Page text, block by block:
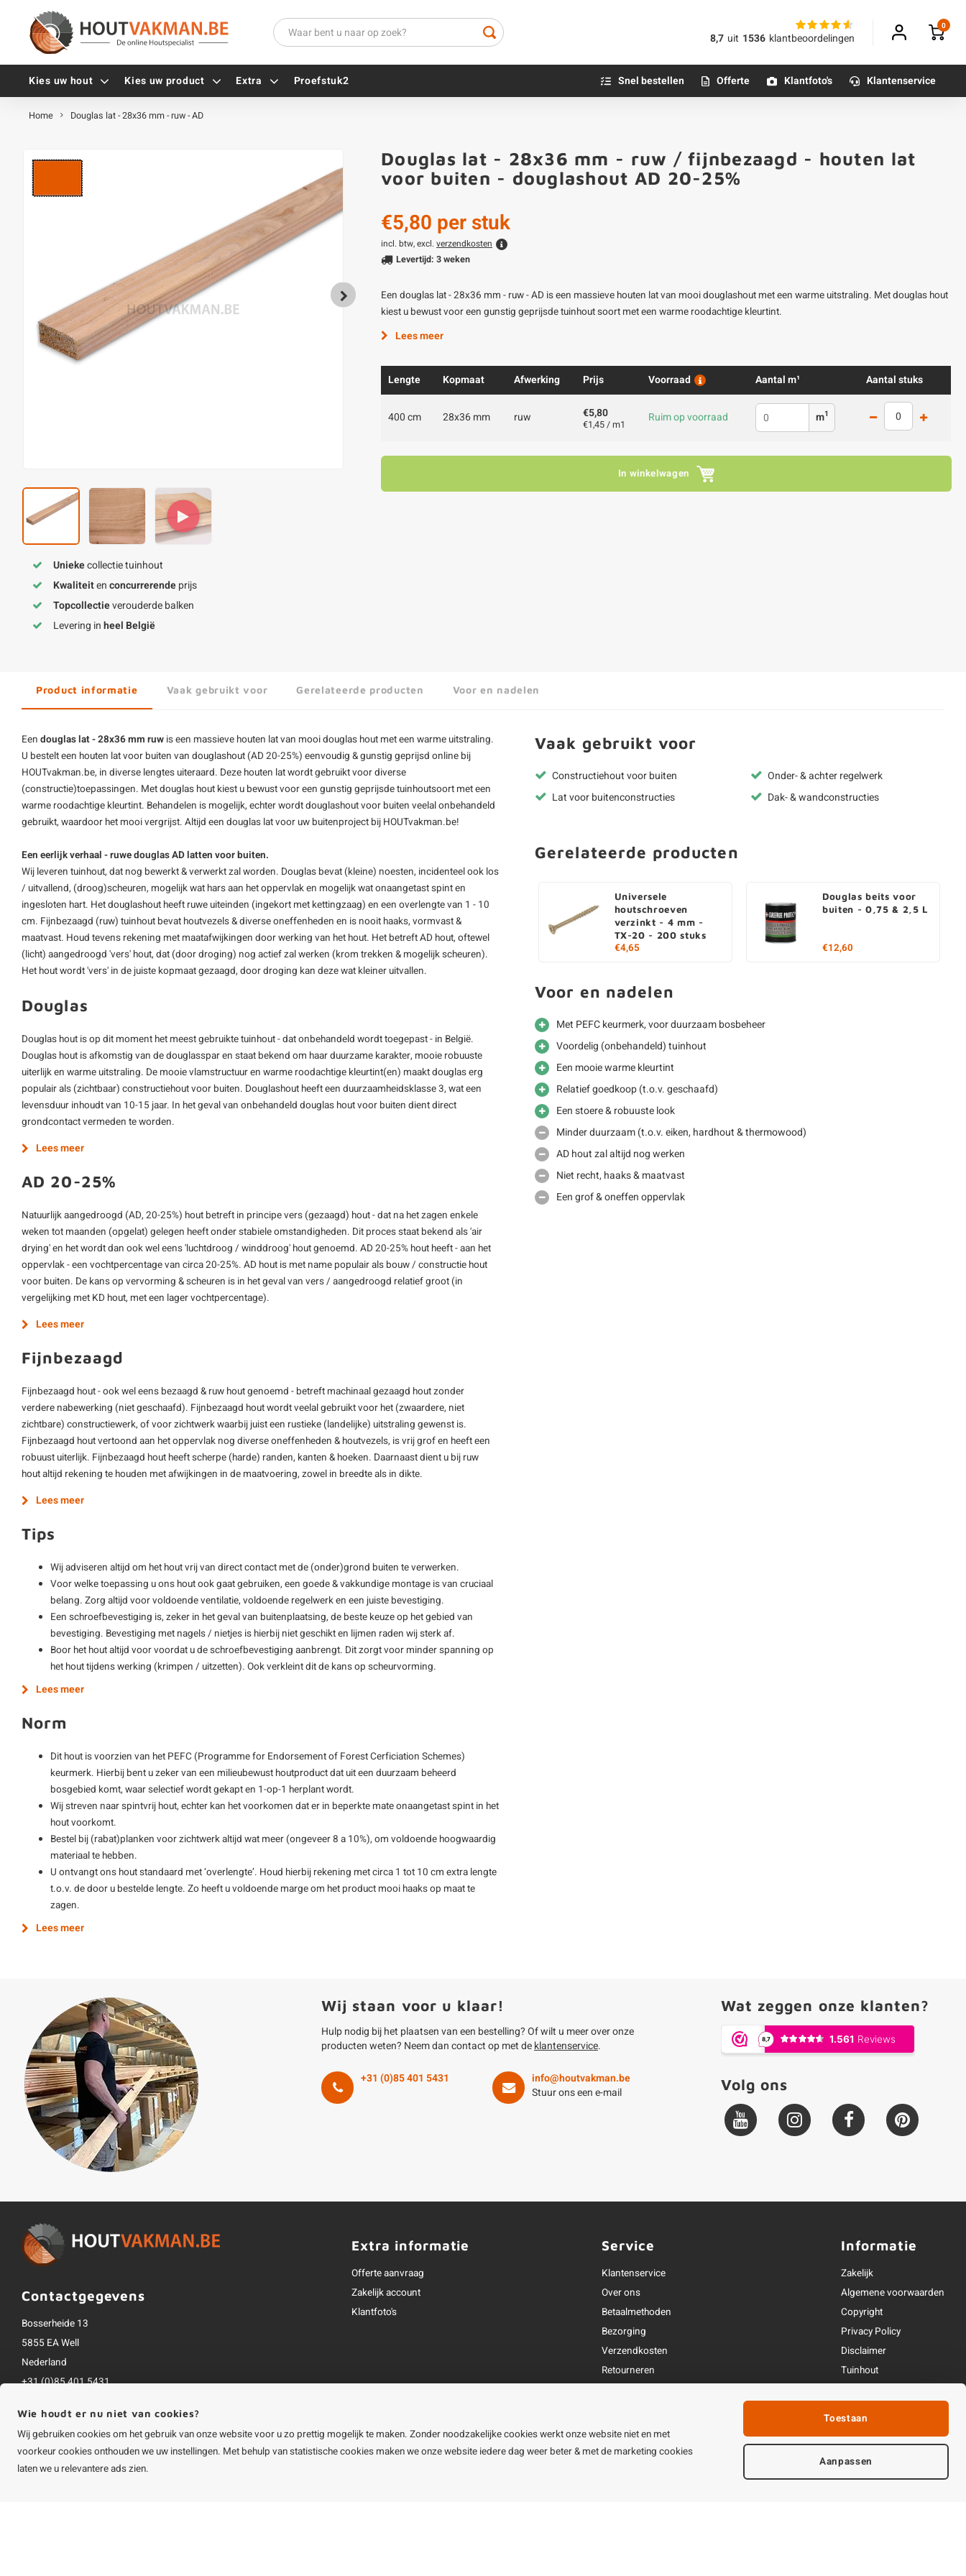
8,7 uit 1536 klantbeoordelingen
0
Kies uw hout Kies uw product Extra
Tellerkopschroeven
Gevelschroeven
Alle vijzen
Hoekankers
Terrasdragers
B-fix
PuraFix
Verbindingsstukken
Houten pennen
Blauwsteen sokkels
Olie - voor buiten
Impregneer
Betonmortels
Alle poten & onderstellen
Proefstuk2 Snel bestellen Offerte Klantfoto's Klantenservice
Home Douglas lat - 28x36 mm - ruw - AD
Uniekecollectie tuinhout
Kwaliteitenconcurrerendeprijs
Topcollectieverouderde balken
Levering inheel België
Douglas lat - 28x36 mm - ruw / fijnbezaagd - houten lat
voor buiten - douglashout AD 20-25%
€5,80 per stuk
incl. btw, excl. verzendkosten
Levertijd: 3 weken
Een douglas lat - 28x36 mm - ruw - AD is een massieve houten lat van mooi douglashout met een warme uitstraling. Met douglas hout
kiest u bewust voor een gunstig geprijsde tuinhout soort met een warme roodachtige kleurtint.
Lees meer
Lengte Kopmaat Afwerking Prijs Voorraad Aantal m¹ Aantal stuks
400 cm 28x36 mm ruw €5,80
€1,45 / m1 Ruim op voorraad m1
In winkelwagen
Product informatie Vaak gebruikt voor Gerelateerde producten Voor en nadelen
Een douglas lat - 28x36 mm ruw is een massieve houten latvan mooidouglas hout met een warme uitstraling.
U bestelt een houten lat voor buiten van douglashout (AD 20-25%) eenvoudig & gunstig geprijsd online bij
HOUTvakman.be, in diverse lengtes uiteraard. Deze houten lat wordt gebruikt voor diverse
(constructie)toepassingen. Met douglas hout kiest u bewust voor een gunstig geprijsde tuinhoutsoort met een
warme roodachtige kleurtint. Behandelen is mogelijk, echter wordt douglashout voor buiten veelal onbehandeld
gebruikt, waardoor het mooi vergrijst. Altijd een douglas lat voor uw buitenproject bij HOUTvakman.be!
Een eerlijk verhaal - ruwe douglas AD latten voor buiten.
Wij leveren tuinhout, dat nog bewerkt & verwerkt zal worden. Douglas bevat (kleine) noesten, incidenteel ook los
/ uitvallend, (droog)scheuren, mogelijk wat hars aan het oppervlak en mogelijk wat onaangetast spint en
ingesloten hart. Het douglashout heeft ruwe uiteinden (ingekort met kettingzaag) en een overlengte van 1 - 10
cm. Fijnbezaagd (ruw) tuinhout bevat houtvezels & diverse oneffenheden en is nooit haaks, vormvast &
maatvast. Houd tevens rekening met maatafwijkingen door werking van het hout. Het betreft AD hout, oftewel
(licht) aangedroogd 'vers' hout, dat (door droging) nog actief zal werken (krom trekken & mogelijk scheuren).
Het hout wordt 'vers' in de juiste kopmaat gezaagd, door droging kan deze wat kleiner uitvallen.
Douglas
Douglas hout is op dit moment het meest gebruikte tuinhout - dat onbehandeld wordt toegepast - in België.
Douglas hout is afkomstig van de douglasspar en staat bekend om haar duurzame karakter, mooie robuuste
uiterlijk en warme uitstraling. De mooie vlamstructuur en warme roodachtige kleurtint(en) maakt douglas erg
populair als (zichtbaar) constructiehout voor buiten. Douglashout heeft een duurzaamheidsklasse 3, wat een
levensduur inhoudt van 10-15 jaar. In het geval van onbehandeld douglas hout voor buiten dient direct
grondcontact vermeden te worden.
Lees meer
AD 20-25%
Natuurlijk aangedroogd (AD, 20-25%) hout betreft in principe vers (gezaagd) hout - dat na het zagen enkele
weken tot maanden (opgelat) gelegen heeft onder stabiele omstandigheden. Dit proces staat bekend als 'air
drying' en het wordt dan ook wel eens 'luchtdroog / winddroog' hout genoemd. AD 20-25% hout heeft - aan het
oppervlak - een vochtpercentage van circa 20-25%. AD hout is met name populair als bouw / constructie hout
voor buiten. De kans op vervorming & scheuren is in het geval van vers / aangedroogd relatief groot (in
vergelijking met KD hout, met een lager vochtpercentage).
Lees meer
Fijnbezaagd
Fijnbezaagd hout - ook wel eens bezaagd & ruw hout genoemd - betreft machinaal gezaagd hout zonder
verdere nabewerking (niet geschaafd). Fijnbezaagd hout wordt veelal gebruikt voor het (zwaardere, niet
zichtbare) constructiewerk, of voor zichtwerk waarbij juist een rustieke (landelijke) uitstraling gewenst is.
Fijnbezaagd hout vertoond aan het oppervlak nog diverse oneffenheden & houtvezels, is vrij grof en heeft een
robuust uiterlijk. Fijnbezaagd hout heeft scherpe (harde) randen, kanten & hoeken. Daarnaast dient u bij ruw
hout altijd rekening te houden met afwijkingen in de maatvoering, zowel in breedte als in dikte.
Lees meer
Tips
Wij adviseren altijd om het hout vrij van direct contact met de (onder)grond buiten te verwerken.
Voor welke toepassing u ons hout ook gaat gebruiken, een goede & vakkundige montage is van cruciaal
belang. Zorg altijd voor voldoende ventilatie, voldoende regelwerk en een juiste bevestiging.
Een schroefbevestiging is, zeker in het geval van buitenplaatsing, de beste keuze op het gebied van
bevestiging. Bevestiging met nagels / nietjes is hierbij niet geschikt en lijmen raden wij sterk af.
Boor het hout altijd voor voordat u de schroefbevestiging aanbrengt. Dit zorgt voor minder spanning op
het hout tijdens werking (krimpen / uitzetten). Ook verkleint dit de kans op scheurvorming.
Lees meer
Norm
Dit hout is voorzien van het PEFC (Programme for Endorsement of Forest Cerficiation Schemes)
keurmerk. Hierbij bent u zeker van een milieubewust houtproduct dat uit een duurzaam beheerd
bosgebied komt, waar selectief wordt gekapt en 1-op-1 herplant wordt.
Wij streven naar spintvrij hout, echter kan het voorkomen dat er in beperkte mate onaangetast spint in het
hout voorkomt.
Bestel bij (rabat)planken voor zichtwerk altijd wat meer (ongeveer 8 a 10%), om voldoende hoogwaardig
materiaal te hebben.
U ontvangt ons hout standaard met ‘overlengte’. Houd hierbij rekening met circa 1 tot 10 cm extra lengte
t.o.v. de door u bestelde lengte. Zo heeft u voldoende marge om het product mooi haaks op maat te
zagen.
Lees meer
Vaak gebruikt voor
Constructiehout voor buiten
Lat voor buitenconstructies
Onder- & achter regelwerk
Dak- & wandconstructies
Gerelateerde producten
Universele
houtschroeven
verzinkt - 4 mm -
TX-20 - 200 stuks
€4,65
Douglas beits voor
buiten - 0,75 & 2,5 L
€12,60
Voor en nadelen
Met PEFC keurmerk, voor duurzaam bosbeheer
Voordelig (onbehandeld) tuinhout
Een mooie warme kleurtint
Relatief goedkoop (t.o.v. geschaafd)
Een stoere & robuuste look
Minder duurzaam (t.o.v. eiken, hardhout & thermowood)
AD hout zal altijd nog werken
Niet recht, haaks & maatvast
Een grof & oneffen oppervlak
Wij staan voor u klaar!
Hulp nodig bij het plaatsen van een bestelling? Of wilt u meer over onze
producten weten? Neem dan contact op met deklantenservice.
+31 (0)85 401 5431
info@houtvakman.be
Stuur ons een e-mail
Wat zeggen onze klanten?
Volg ons
Contactgegevens
Bosserheide 13
5855 EA Well
Nederland
+31 (0)85 401 5431
Alle bedragen zijn incl. btw
Extra informatie
Offerte aanvraag
Zakelijk account
Klantfoto's
Service
Klantenservice
Over ons
Betaalmethoden
Bezorging
Verzendkosten
Retourneren
Openingstijden & contact
Informatie
Zakelijk
Algemene voorwaarden
Copyright
Privacy Policy
Disclaimer
Tuinhout
Wie houdt er nu niet van cookies?
Wij gebruiken cookies om het gebruik van onze website voor u zo prettig mogelijk te maken. Zonder noodzakelijke cookies werkt onze website niet en met
voorkeur cookies onthouden we uw instellingen. Met behulp van statistische cookies maken we onze website iedere dag weer beter & met de marketing cookies
laten we u relevantere ads zien.
Toestaan
Aanpassen